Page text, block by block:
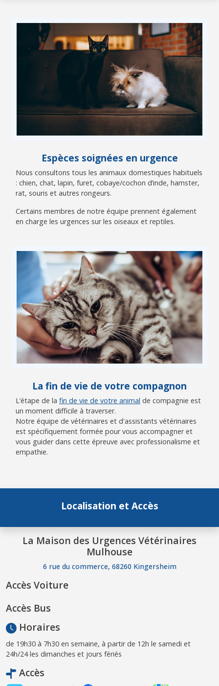
Espèces soignées en urgence
Nous consultons tous les animaux domestiques habituels
: chien, chat, lapin, furet, cobaye/cochon d’inde, hamster,
rat, souris et autres rongeurs.
Certains membres de notre équipe prennent également
en charge les urgences sur les oiseaux et reptiles.
La fin de vie de votre compagnon
L’étape de la fin de vie de votre animal de compagnie est
un moment difficile à traverser.
Notre équipe de vétérinaires et d'assistants vétérinaires
est spécifiquement formée pour vous accompagner et
vous guider dans cette épreuve avec professionalisme et
empathie.
Localisation et Accès
La Maison des Urgences Vétérinaires
Mulhouse
6 rue du commerce, 68260 Kingersheim
Accès Voiture
Accès Bus
Horaires
de 19h30 à 7h30 en semaine, à partir de 12h le samedi et
24h/24 les dimanches et jours fériés
Accès